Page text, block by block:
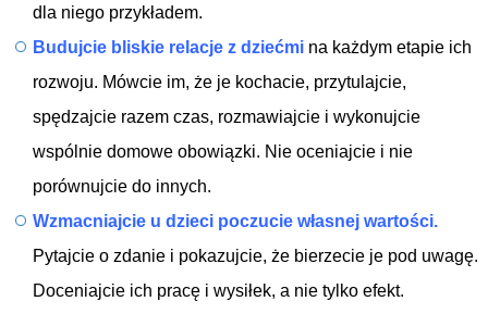
dla niego przykładem.
Budujcie bliskie relacje z dziećmi na każdym etapie ich
rozwoju. Mówcie im, że je kochacie, przytulajcie,
spędzajcie razem czas, rozmawiajcie i wykonujcie
wspólnie domowe obowiązki. Nie oceniajcie i nie
porównujcie do innych.
Wzmacniajcie u dzieci poczucie własnej wartości.
Pytajcie o zdanie i pokazujcie, że bierzecie je pod uwagę.
Doceniajcie ich pracę i wysiłek, a nie tylko efekt.